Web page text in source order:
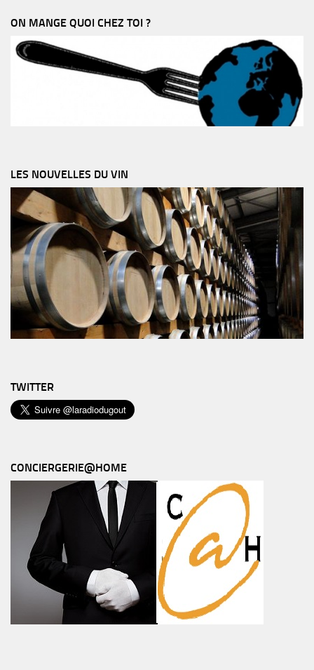
ON MANGE QUOI CHEZ TOI ?
LES NOUVELLES DU VIN
TWITTER
CONCIERGERIE@HOME